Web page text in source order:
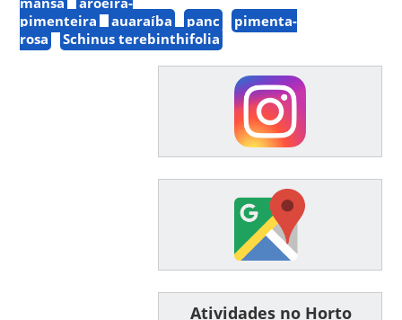
pimenteira
auaraíba panc
pimenta-
rosa
Schinus terebinthifolia
͏ ͏ ͏ ͏ ͏ ͏Atividades no Horto